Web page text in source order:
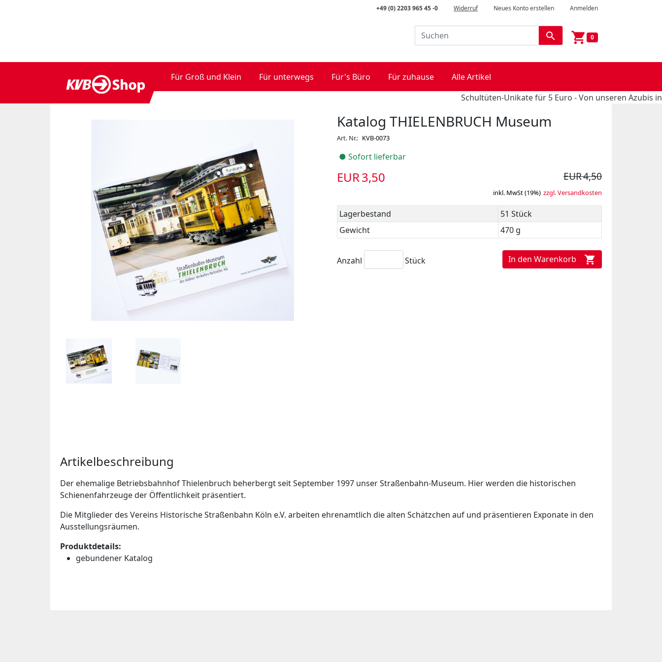
+49 (0) 2203 965 45 -0 Widerruf Neues Konto erstellen Anmelden
search shopping_cart 0
Für Groß und Klein Für unterwegs Für's Büro Für zuhause
Alle Artikel
Schultüten-Unikate für 5 Euro - Von unseren Azubis in
Katalog THIELENBRUCH Museum
Art. Nr.: KVB-0073
● Sofort lieferbar
EUR 3,50 EUR 4,50
inkl. MwSt (19%) zzgl. Versandkosten
Lagerbestand
51 Stück
Gewicht
470 g
Anzahl Stück In den Warenkorb shopping_cart
Artikelbeschreibung
Der ehemalige Betriebsbahnhof Thielenbruch beherbergt seit September 1997 unser Straßenbahn-Museum. Hier werden die historischen
Schienenfahrzeuge der Öffentlichkeit präsentiert.
Die Mitglieder des Vereins Historische Straßenbahn Köln e.V. arbeiten ehrenamtlich die alten Schätzchen auf und präsentieren Exponate in den
Ausstellungsräumen.
Produktdetails:
gebundener Katalog